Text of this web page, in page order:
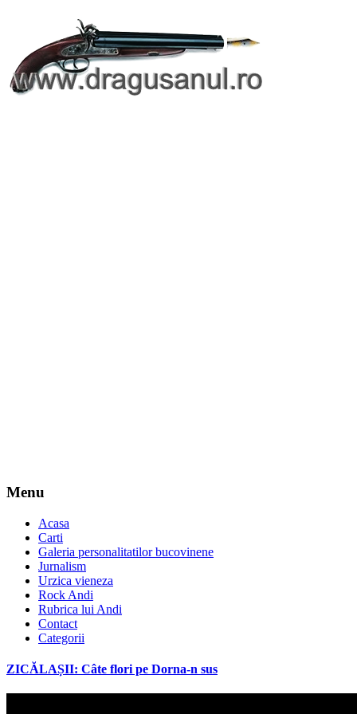
Menu
Acasa
Carti
Galeria personalitatilor bucovinene
Jurnalism
Urzica vieneza
Rock Andi
Rubrica lui Andi
Contact
Categorii
ZICĂLAȘII: Câte flori pe Dorna-n sus